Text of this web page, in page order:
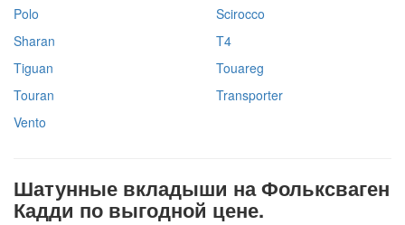
Polo
Scirocco
Sharan
T4
Tiguan
Touareg
Touran
Transporter
Vento
Шатунные вкладыши на Фольксваген
Кадди по выгодной цене.